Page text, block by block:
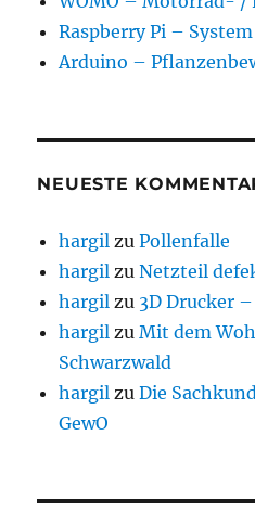
Raspberry Pi –
Arduino –
NEUESTE
hargil zuPollenfalle
hargil zuNetzteil
hargil zu 3D Drucker
hargil zuMit dem
Schwarzwald
hargil zuDie
GewO